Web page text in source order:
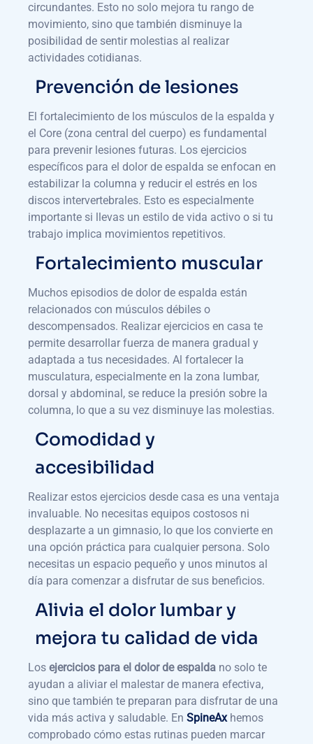
circundantes. Esto no solo mejora tu rango de
movimiento, sino que también disminuye la
posibilidad de sentir molestias al realizar
actividades cotidianas.
Prevención de lesiones
El fortalecimiento de los músculos de la espalda y
el Core (zona central del cuerpo) es fundamental
para prevenir lesiones futuras. Los ejercicios
específicos para el dolor de espalda se enfocan en
estabilizar la columna y reducir el estrés en los
discos intervertebrales. Esto es especialmente
importante si llevas un estilo de vida activo o si tu
trabajo implica movimientos repetitivos.
Fortalecimiento muscular
Muchos episodios de dolor de espalda están
relacionados con músculos débiles o
descompensados. Realizar ejercicios en casa te
permite desarrollar fuerza de manera gradual y
adaptada a tus necesidades. Al fortalecer la
musculatura, especialmente en la zona lumbar,
dorsal y abdominal, se reduce la presión sobre la
columna, lo que a su vez disminuye las molestias.
Comodidad y
accesibilidad
Realizar estos ejercicios desde casa es una ventaja
invaluable. No necesitas equipos costosos ni
desplazarte a un gimnasio, lo que los convierte en
una opción práctica para cualquier persona. Solo
necesitas un espacio pequeño y unos minutos al
día para comenzar a disfrutar de sus beneficios.
Alivia el dolor lumbar y
mejora tu calidad de vida
Los ejercicios para el dolor de espalda no solo te
ayudan a aliviar el malestar de manera efectiva,
sino que también te preparan para disfrutar de una
vida más activa y saludable. En SpineAx hemos
comprobado cómo estas rutinas pueden marcar